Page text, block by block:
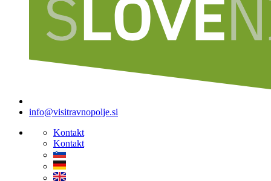
info@visitravnopolje.si
Kontakt
Kontakt